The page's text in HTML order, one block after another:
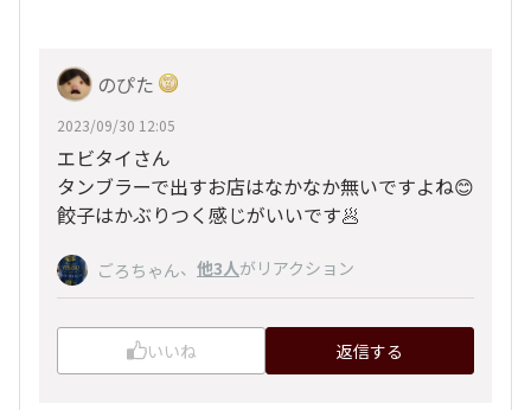
のぴた
2023/09/30 12:05
エビタイさん
タンブラーで出すお店はなかなか無いですよね😊
餃子はかぶりつく感じがいいです🥟
ごろちゃん、 他3人がリアクション
いいね 返信する